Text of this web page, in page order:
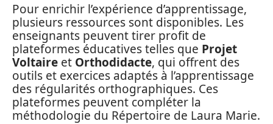
Pour enrichir l’expérience d’apprentissage,
plusieurs ressources sont disponibles. Les
enseignants peuvent tirer profit de
plateformes éducatives telles que Projet
Voltaire et Orthodidacte, qui offrent des
outils et exercices adaptés à l’apprentissage
des régularités orthographiques. Ces
plateformes peuvent compléter la
méthodologie du Répertoire de Laura Marie.